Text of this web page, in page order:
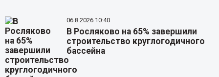
06.8.2026 10:40
В Росляково на 65% завершили
строительство круглогодичного
бассейна